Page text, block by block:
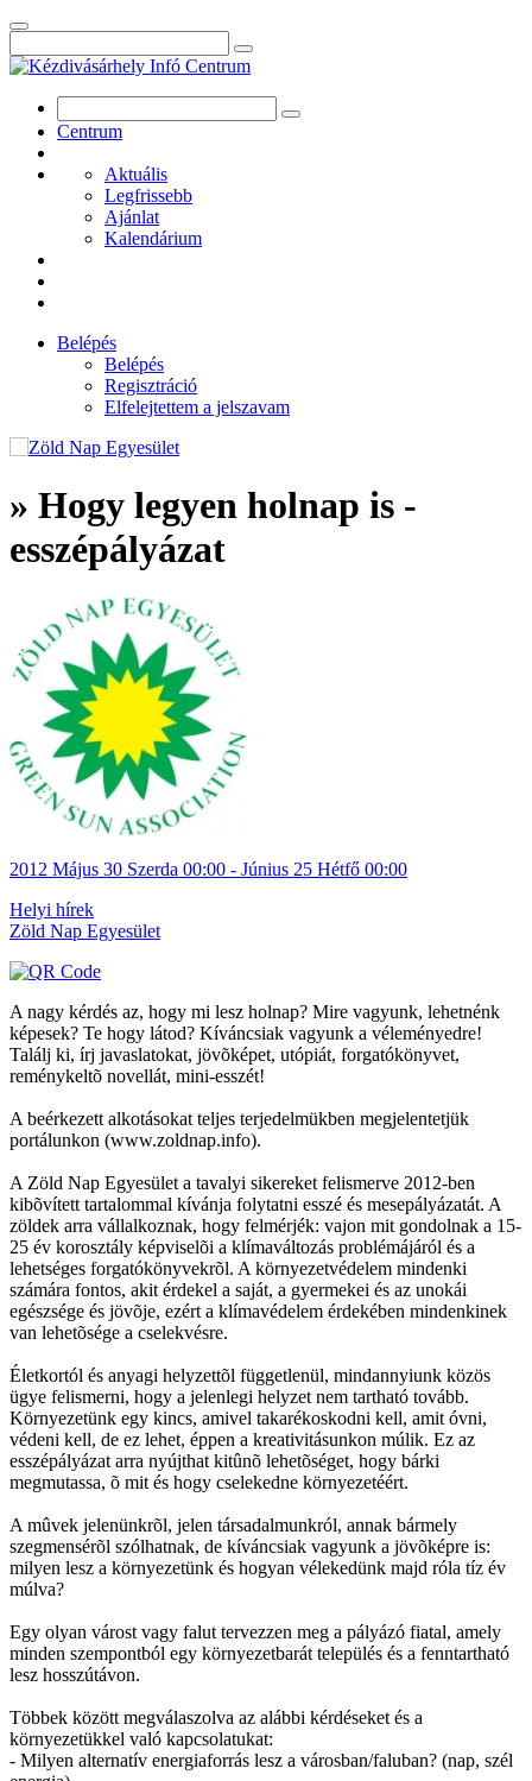
Centrum
Aktuális
Legfrissebb
Ajánlat
Kalendárium
Belépés
Belépés
Regisztráció
Elfelejtettem a jelszavam
» Hogy legyen holnap is -
esszépályázat
2012 Május 30 Szerda 00:00 - Június 25 Hétfő 00:00
Helyi hírek
Zöld Nap Egyesület
A nagy kérdés az, hogy mi lesz holnap? Mire vagyunk, lehetnénk
képesek? Te hogy látod? Kíváncsiak vagyunk a véleményedre!
Találj ki, írj javaslatokat, jövõképet, utópiát, forgatókönyvet,
reménykeltõ novellát, mini-esszét!
A beérkezett alkotásokat teljes terjedelmükben megjelentetjük
portálunkon (www.zoldnap.info).
A Zöld Nap Egyesület a tavalyi sikereket felismerve 2012-ben
kibõvített tartalommal kívánja folytatni esszé és mesepályázatát. A
zöldek arra vállalkoznak, hogy felmérjék: vajon mit gondolnak a 15-
25 év korosztály képviselõi a klímaváltozás problémájáról és a
lehetséges forgatókönyvekrõl. A környezetvédelem mindenki
számára fontos, akit érdekel a saját, a gyermekei és az unokái
egészsége és jövõje, ezért a klímavédelem érdekében mindenkinek
van lehetõsége a cselekvésre.
Életkortól és anyagi helyzettõl függetlenül, mindannyiunk közös
ügye felismerni, hogy a jelenlegi helyzet nem tartható tovább.
Környezetünk egy kincs, amivel takarékoskodni kell, amit óvni,
védeni kell, de ez lehet, éppen a kreativitásunkon múlik. Ez az
esszépályázat arra nyújthat kitûnõ lehetõséget, hogy bárki
megmutassa, õ mit és hogy cselekedne környezetéért.
A mûvek jelenünkrõl, jelen társadalmunkról, annak bármely
szegmensérõl szólhatnak, de kíváncsiak vagyunk a jövõképre is:
milyen lesz a környezetünk és hogyan vélekedünk majd róla tíz év
múlva?
Egy olyan várost vagy falut tervezzen meg a pályázó fiatal, amely
minden szempontból egy környezetbarát település és a fenntartható
lesz hosszútávon.
Többek között megválaszolva az alábbi kérdéseket és a
környezetükkel való kapcsolatukat:
- Milyen alternatív energiaforrás lesz a városban/faluban? (nap, szél